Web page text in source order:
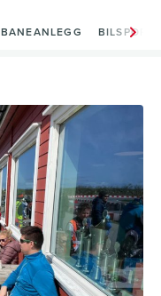
BANEANLEGG BILSPORT